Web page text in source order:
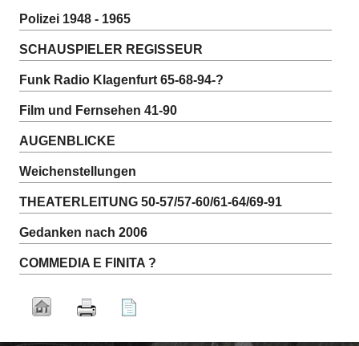
Polizei 1948 - 1965
SCHAUSPIELER REGISSEUR
Funk Radio Klagenfurt 65-68-94-?
Film und Fernsehen 41-90
AUGENBLICKE
Weichenstellungen
THEATERLEITUNG 50-57/57-60/61-64/69-91
Gedanken nach 2006
COMMEDIA E FINITA ?